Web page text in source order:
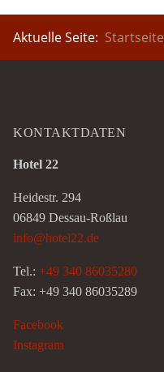
Aktuelle Seite: Startseite
KONTAKTDATEN
Hotel 22
Heidestr. 294
06849 Dessau-Roßlau
info@hotel22.de
Tel.: +49 340 86035280
Fax: +49 340 86035289
Facebook
Instagram